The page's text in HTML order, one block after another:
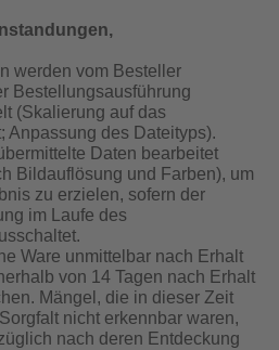
werden vom Besteller
Bestellungsausführung
(Skalierung auf das
Anpassung des Dateityps).
Daten bearbeitet
Bildauflösung und Farben), um
zu erzielen, sofern der
im Laufe des
Ware unmittelbar nach Erhalt
von 14 Tagen nach Erhalt
Mängel, die in dieser Zeit
nicht erkennbar waren,
nach deren Entdeckung